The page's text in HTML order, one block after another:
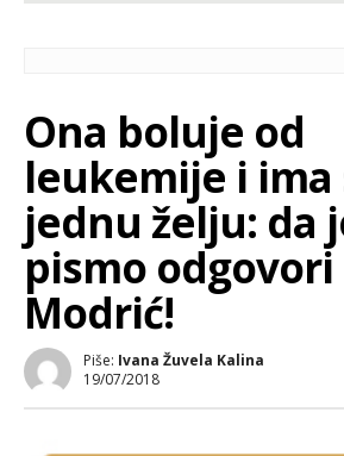
Ona boluje od
leukemije i ima
jednu želju: da
pismo odgovori
Modrić!
Piše: Ivana Žuvela Kalina
19/07/2018